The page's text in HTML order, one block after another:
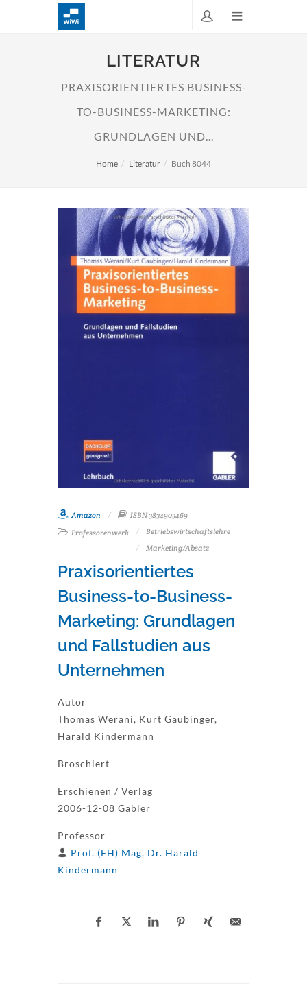
LITERATUR
PRAXISORIENTIERTES BUSINESS-
TO-BUSINESS-MARKETING:
GRUNDLAGEN UND...
Home Literatur Buch 8044
Amazon
ISBN 3834903469
Professorenwerk
Betriebswirtschaftslehre
Marketing/Absatz
Praxisorientiertes
Business-to-Business-
Marketing: Grundlagen
und Fallstudien aus
Unternehmen
Autor
Thomas Werani, Kurt Gaubinger,
Harald Kindermann
Broschiert
Erschienen / Verlag
2006-12-08 Gabler
Professor
Prof. (FH) Mag. Dr. Harald
Kindermann